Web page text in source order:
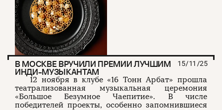
В МОСКВЕ ВРУЧИЛИ ПРЕМИИ ЛУЧШИМ
ИНДИ-МУЗЫКАНТАМ
15/11/25
12 ноября в клубе «16 Тонн Арбат» прошла
театрализованная музыкальная церемония
«Большое Безумное Чаепитие». В числе
победителей проекты, особенно запомнившиеся